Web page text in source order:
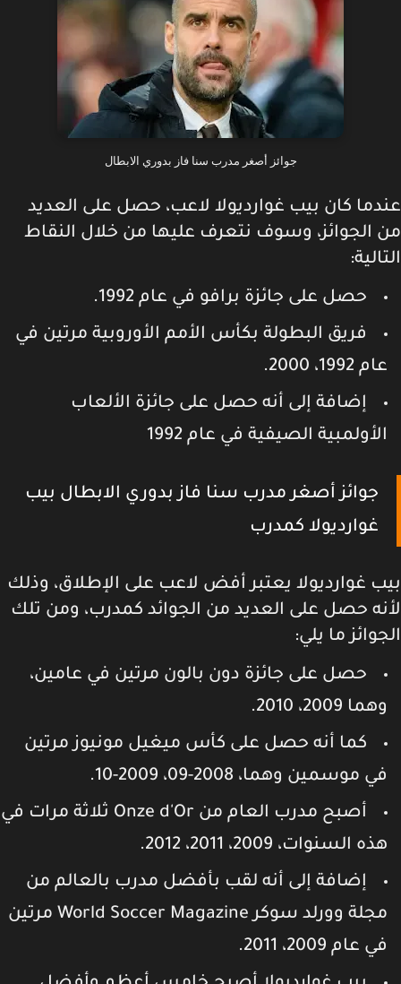
جوائز أصغر مدرب سنا فاز بدوري الابطال
كان بيب غوارديولا لاعب، حصل على العديد
الجوائز، وسوف نتعرف عليها من خلال النقاط
حصل على جائزة برافو في عام 1992.
فريق البطولة بكأس الأمم الأوروبية مرتين في
1992، 2000.
إضافة إلى أنه حصل على جائزة الألعاب
الصيفية في عام 1992
جوائز أصغر مدرب سنا فاز بدوري الابطال بيب
غوارديولا كمدرب
غوارديولا يعتبر أفض لاعب على الإطلاق، وذلك
حصل على العديد من الجوائد كمدرب، ومن تلك
ما يلي:
حصل على جائزة دون بالون مرتين في عامين،
2009، 2010.
كما أنه حصل على كأس ميغيل مونيوز مرتين
موسمين وهما، 2008-09، 2009-10.
أصبح مدرب العام من Onze d'Or ثلاثة مرات في
السنوات، 2009، 2011، 2012.
إضافة إلى أنه لقب بأفضل مدرب بالعالم من
مجلة وورلد سوكر World Soccer Magazine مرتين
عام 2009، 2011.